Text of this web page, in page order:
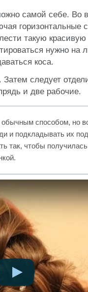
самой себе. Во
горизонтальные
такую красивую
нужно на
коса.
следует
и две рабочие.
обычным способом, но
и подкладывать их
так, чтобы